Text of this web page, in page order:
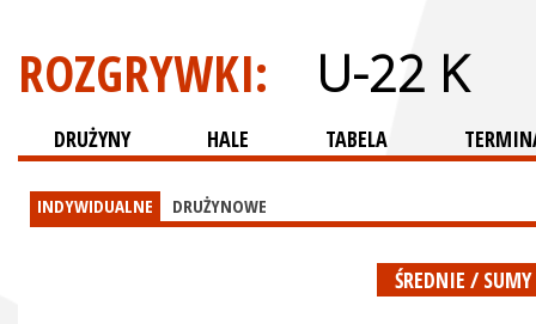
ROZGRYWKI: U-22 K
DRUŻYNY HALE TABELA
INDYWIDUALNE DRUŻYNOWE
ŚREDNIE / SUMY